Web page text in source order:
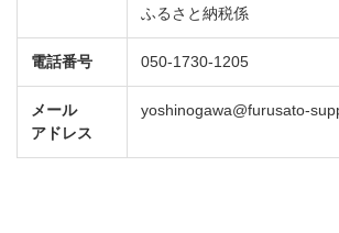
ふるさと納税係
電話番号 050-1730-1205
メール
アドレス
yoshinogawa@furusato-